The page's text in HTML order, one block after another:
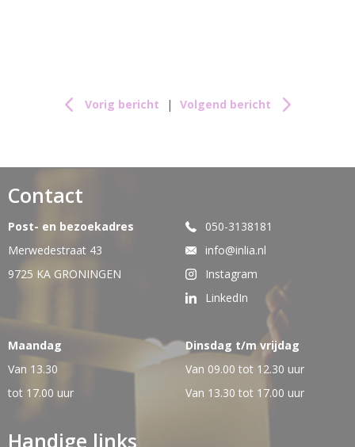
Vorig bericht | Volgend bericht
Contact
Post- en bezoekadres
Merwedestraat 43
9725 KA GRONINGEN
050-3138181
info@inlia.nl
Instagram
LinkedIn
Maandag
Van 13.30
tot 17.00 uur
Dinsdag t/m vrijdag
Van 09.00 tot 12.30 uur
Van 13.30 tot 17.00 uur
Handige links